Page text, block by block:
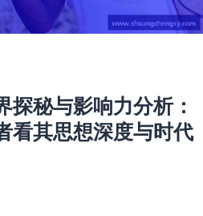
探秘与影响力分析：
看其思想深度与时代